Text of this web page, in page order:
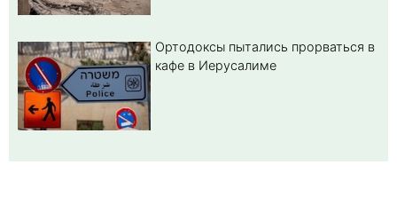
Ортодоксы пытались прорваться в
кафе в Иерусалиме